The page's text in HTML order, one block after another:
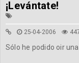
¡Levántate!
25-04-2006
Sólo he podido oir